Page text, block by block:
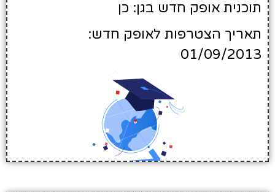
תוכנית אופק חדש בגן: כן
תאריך הצטרפות לאופק חדש:
01/09/2013